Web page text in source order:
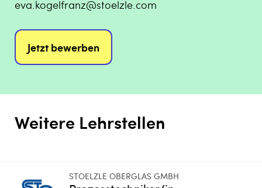
eva.kogelfranz@stoelzle.com
Jetzt bewerben
Weitere Lehrstellen
STOELZLE OBERGLAS GMBH